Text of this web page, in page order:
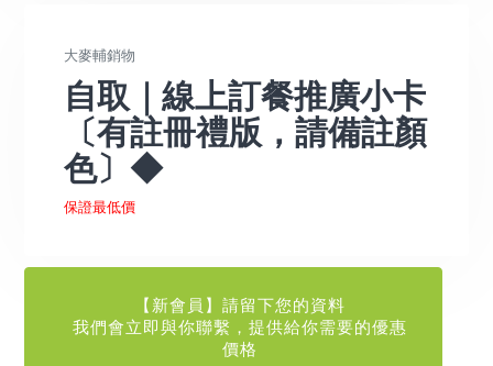
大麥輔銷物
自取｜線上訂餐推廣小卡
〔有註冊禮版，請備註顏
色〕◆
保證最低價
【新會員】請留下您的資料
我們會立即與你聯繫，提供給你需要的優惠
價格